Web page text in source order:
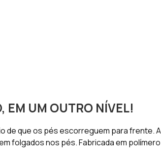
EM UM OUTRO NÍVEL!
que os pés escorreguem para frente.
folgados nos pés. Fabricada em